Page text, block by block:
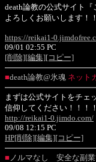
death論教の公式サイト『
よろしくお願いします！
https://reikai1-
09/01 02:55 PC
[削除][編集][コピー]
■death論教@氷魂 ネット
まずは公式サイトをチェ
信仰してください！！！
http://reikai1-0.jimdo.com/
09/08 12:15 PC
HP[削除][編集][コピー]
■ ノルマなし 安全な副業